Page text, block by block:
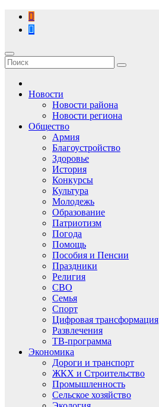
Перейти
содержимому
Новости
Новости района
Новости региона
Общество
Армия
Благоустройство
Здоровье
История
Конкурсы
Культура
Молодежь
Образование
Патриотизм
Погода
Помощь
Пособия и Пенсии
Праздники
Религия
СВО
Семья
Спорт
Цифровая трансформация
Развлечения
ТВ-программа
Экономика
Дороги и транспорт
ЖКХ и Строительство
Промышленность
Сельское хозяйство